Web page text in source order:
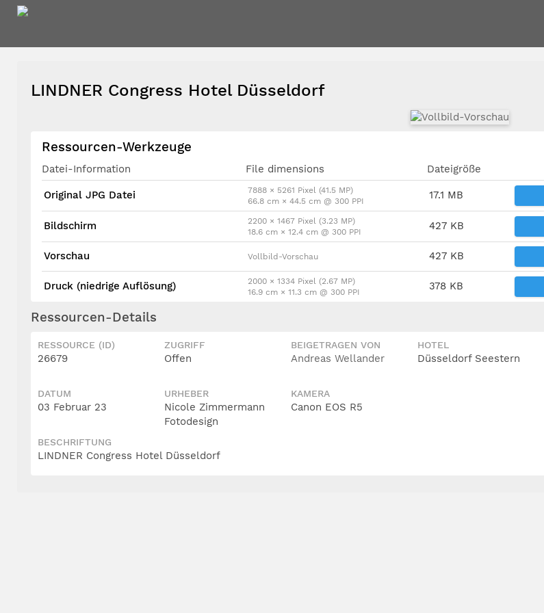
LINDNER Congress Hotel Düsseldorf
Ressourcen-Werkzeuge
Datei-Information File dimensions Dateigröße
Original JPG Datei
7888 × 5261 Pixel (41.5 MP)
66.8 cm × 44.5 cm @ 300 PPI
17.1 MB
Bildschirm
2200 × 1467 Pixel (3.23 MP)
18.6 cm × 12.4 cm @ 300 PPI
427 KB
Vorschau Vollbild-Vorschau 427 KB
Druck (niedrige Auflösung)
2000 × 1334 Pixel (2.67 MP)
16.9 cm × 11.3 cm @ 300 PPI
378 KB
Ressourcen-Details
RESSOURCE (ID)
26679
ZUGRIFF
Offen
BEIGETRAGEN VON
Andreas Wellander
HOTEL
Düsseldorf Seestern
DATUM
03 Februar 23
URHEBER
Nicole Zimmermann
Fotodesign
KAMERA
Canon EOS R5
BESCHRIFTUNG
LINDNER Congress Hotel Düsseldorf